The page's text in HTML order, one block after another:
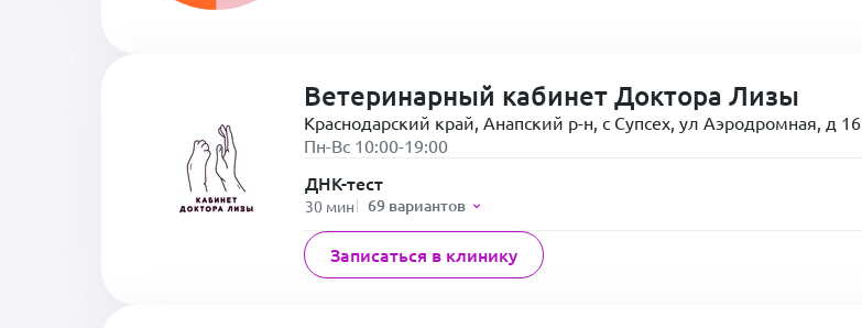
Ветеринарный кабинет Доктора Лизы
Краснодарский край, Анапский р-н, с Супсех, ул Аэродромная, д 16
Пн-Вс 10:00-19:00
ДНК-тест
30 мин 69 вариантов
Записаться в клинику